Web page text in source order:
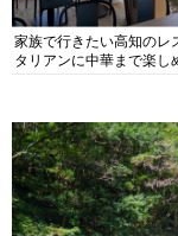
家族で行きたい高知のレ
タリアンに中華まで楽し